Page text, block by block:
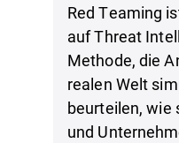
Red Teaming
auf Threat
Methode, die
realen Welt
beurteilen, wie
und